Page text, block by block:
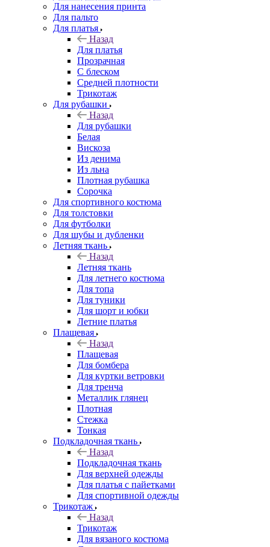
Для нанесения принта
Для пальто
Для платья
Назад
Для платья
Прозрачная
С блеском
Средней плотности
Трикотаж
Для рубашки
Назад
Для рубашки
Белая
Вискоза
Из денима
Из льна
Плотная рубашка
Сорочка
Для спортивного костюма
Для толстовки
Для футболки
Для шубы и дубленки
Летняя ткань
Назад
Летняя ткань
Для летнего костюма
Для топа
Для туники
Для шорт и юбки
Летние платья
Плащевая
Назад
Плащевая
Для бомбера
Для куртки ветровки
Для тренча
Металлик глянец
Плотная
Стежка
Тонкая
Подкладочная ткань
Назад
Подкладочная ткань
Для верхней одежды
Для платья с пайетками
Для спортивной одежды
Трикотаж
Назад
Трикотаж
Для вязаного костюма